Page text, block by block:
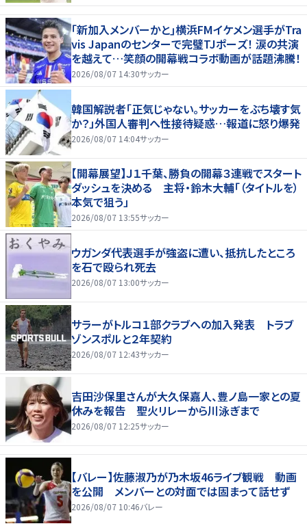
｢新加入メンバーかと｣横浜FMイケメン選手がTra
vis Japanのセンターで完璧TJポーズ！ 涙の共演
を越えて…笑顔の開幕戦コラボ動画が話題沸騰！
2026/08/07 14:30サッカー
韓国解説者「正気じゃない。サッカーをぶち壊す気
か？」外国人審判へ性接待疑惑…報道に怒り爆発
2026/08/07 14:04サッカー
【開幕展望】Ｊ１千葉、勝負の開幕３連戦でスタート
ダッシュを決める 主将・鈴木大輔「（タイトルを）
本気で狙う」
2026/08/07 13:55サッカー
ウガンダ代表選手が強盗に遭い、抵抗したところ
を石で殴られ死去
2026/08/07 13:00サッカー
サラーがトルコ１部クラブへの加入発表 トラブ
ゾンスポルと２年契約
2026/08/07 12:43サッカー
吉田沙保里さんが大久保嘉人、豊ノ島一家との夏
休みを報告 聖火リレーから川泳ぎまで
2026/08/07 12:25サッカー
【バレー】佐藤淑乃が乃木坂46ライブ観戦 動画
を公開 メンバーとの対面では固まって話せず
2026/08/07 10:46バレー